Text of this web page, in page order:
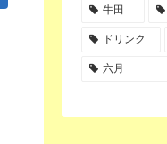
牛田
ドリンク
六月